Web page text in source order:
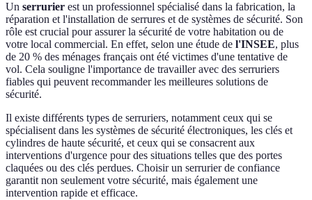
Un serrurier est un professionnel spécialisé dans la fabrication, la
réparation et l'installation de serrures et de systèmes de sécurité. Son
rôle est crucial pour assurer la sécurité de votre habitation ou de
votre local commercial. En effet, selon une étude de l'INSEE, plus
de 20 % des ménages français ont été victimes d'une tentative de
vol. Cela souligne l'importance de travailler avec des serruriers
fiables qui peuvent recommander les meilleures solutions de
sécurité.
Il existe différents types de serruriers, notamment ceux qui se
spécialisent dans les systèmes de sécurité électroniques, les clés et
cylindres de haute sécurité, et ceux qui se consacrent aux
interventions d'urgence pour des situations telles que des portes
claquées ou des clés perdues. Choisir un serrurier de confiance
garantit non seulement votre sécurité, mais également une
intervention rapide et efficace.